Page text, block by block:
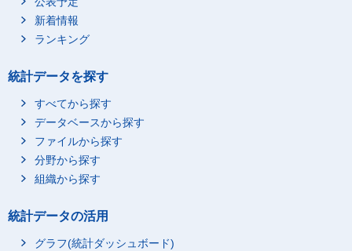
新着情報
ランキング
統計データを探す
すべてから探す
データベースから探す
ファイルから探す
分野から探す
組織から探す
統計データの活用
グラフ(統計ダッシュボード)